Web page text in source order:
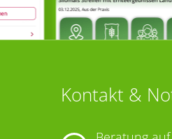
Kontakt &